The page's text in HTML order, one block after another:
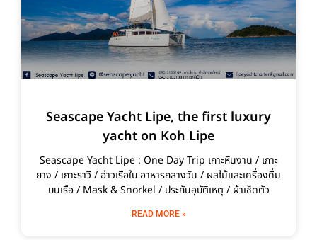
Seascape Yacht Lipe, the first luxury
yacht on Koh Lipe
Seascape Yacht Lipe : One Day Trip เกาะหินงาน / เกาะ
ยาง / เกาะราวี / อ่าวเรือใบ อาหารกลางวัน / ผลไม้และเครื่องดื่ม
บนเรือ / Mask & Snorkel / ประกันอุบัติเหตุ / ผ้าเช็ดตัว
READ MORE »